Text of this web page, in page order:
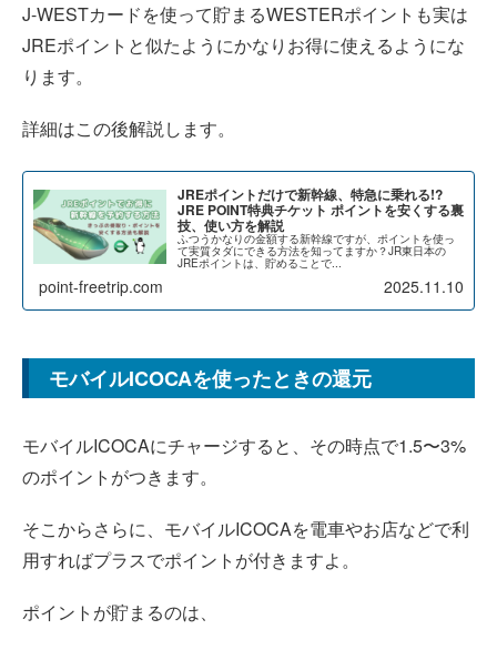
J-WESTカードを使って貯まるWESTERポイントも実は
JREポイントと似たようにかなりお得に使えるようにな
ります。
詳細はこの後解説します。
JREポイントだけで新幹線、特急に乗れる!?
JRE POINT特典チケット ポイントを安くする裏
技、使い方を解説
ふつうかなりの金額する新幹線ですが、ポイントを使っ
て実質タダにできる方法を知ってますか？JR東日本の
JREポイントは、貯めることで...
point-freetrip.com 2025.11.10
モバイルICOCAを使ったときの還元
モバイルICOCAにチャージすると、その時点で1.5〜3%
のポイントがつきます。
そこからさらに、モバイルICOCAを電車やお店などで利
用すればプラスでポイントが付きますよ。
ポイントが貯まるのは、